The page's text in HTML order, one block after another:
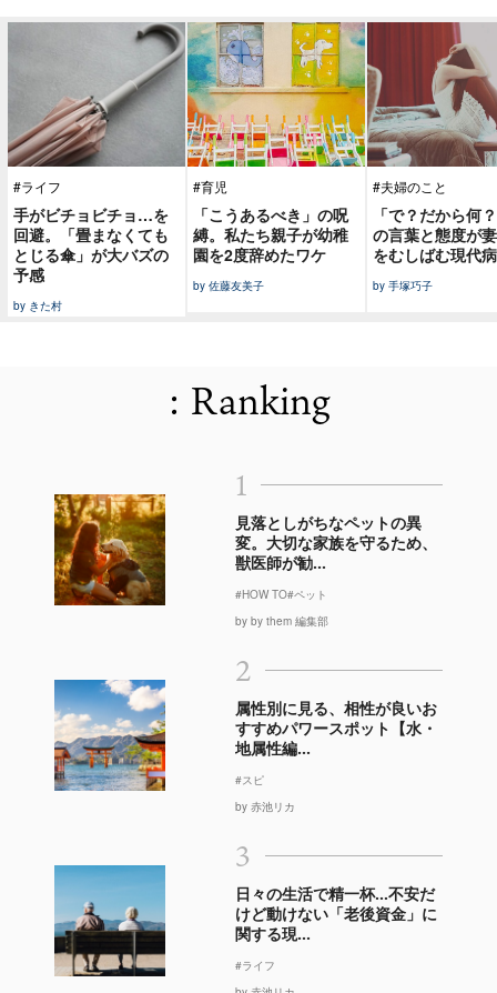
#ライフ
手がビチョビチョ…を
回避。「畳まなくても
とじる傘」が大バズの
予感
by きた村
#育児
「こうあるべき」の呪
縛。私たち親子が幼稚
園を2度辞めたワケ
by 佐藤友美子
#夫婦のこと
「で？だから何
の言葉と態度が
をむしばむ現代病
by 手塚巧子
: Ranking
1
見落としがちなペットの異
変。大切な家族を守るため、
獣医師が勧...
#HOW TO#ペット
by by them 編集部
2
属性別に見る、相性が良いお
すすめパワースポット【水・
地属性編...
#スピ
by 赤池リカ
3
日々の生活で精一杯…不安だ
けど動けない「老後資金」に
関する現...
#ライフ